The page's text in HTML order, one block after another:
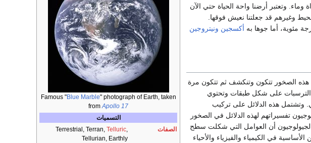
Famous "Blue Marble" photograph of Earth, taken
fromApollo 17
التسميات
الصفات
Terrestrial, Terran, Telluric,
Tellurian, Earthly
وتعتبر أرضنا واحة الحياة حتي الآن
وغيرهم قد جعلتنا نعيش فوقها.
أكسجين ونيتروجين
هذه الصخور تتكون وتنكشف ثم تتكون مرة
الترسبات على شكل طبقات وتحتوي
وتشتمل هذه الدلائل على تركيب
تفسيراتهم لهذه الدلائل في الصخور
أن العوامل التي شكلت سطح
في الكيمياء والفيزياء والأحياء